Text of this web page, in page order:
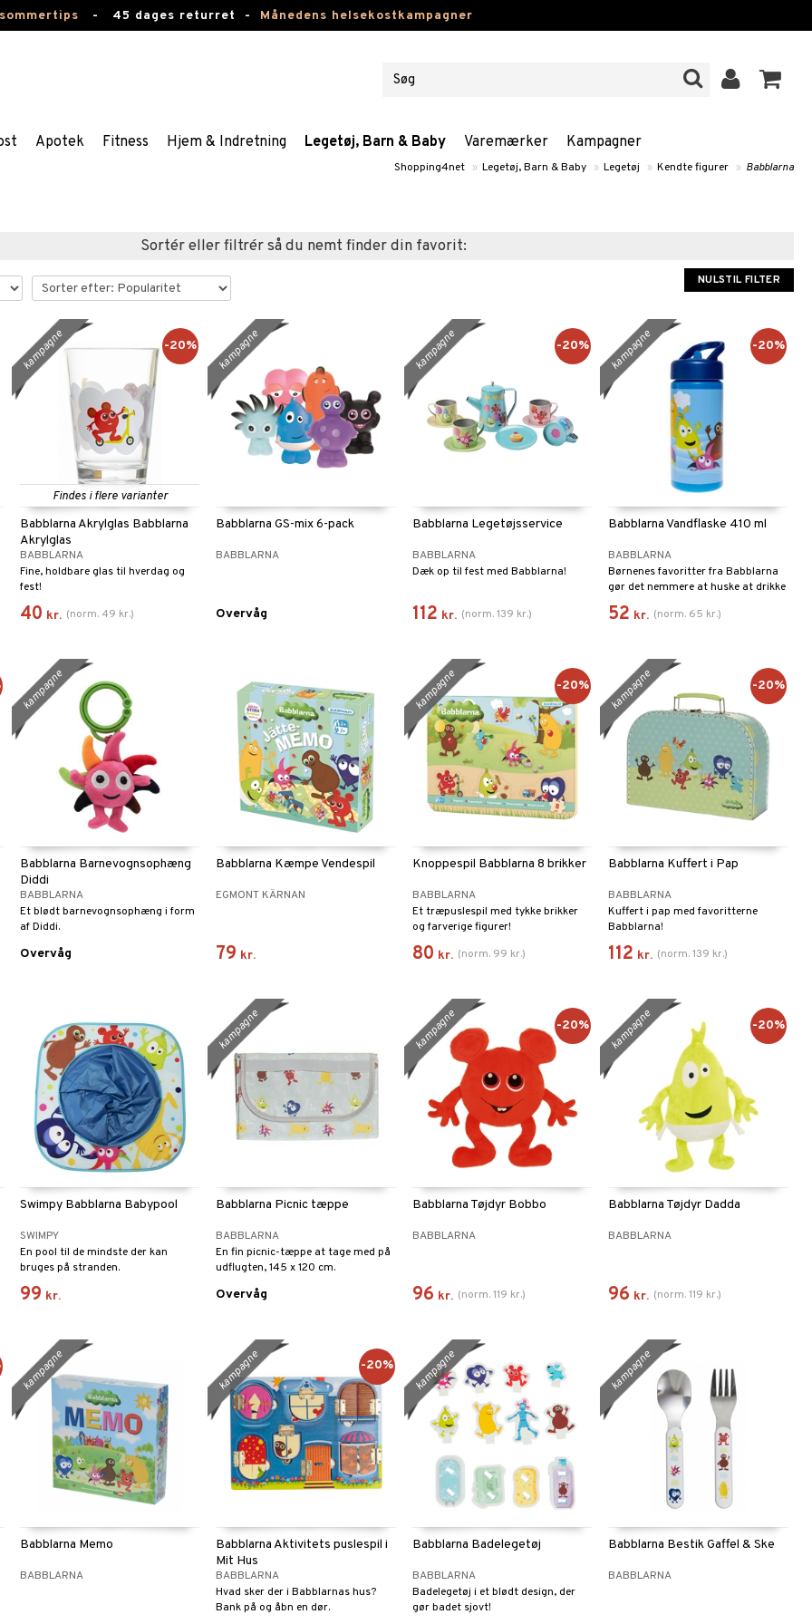
- 45 dages returret - Månedens helsekostkampagner
Apotek Fitness Hjem & Indretning Legetøj, Barn & Baby Varemærker Kampagner
Shopping4net » Legetøj, Barn & Baby » Legetøj » Kendte figurer » Babblarna
Sortér eller filtrér så du nemt finder din favorit:
NULSTIL FILTER
Findes i flere varianter
Babblarna Akrylglas Babblarna
Akrylglas
BABBLARNA
Fine, holdbare glas til hverdag og
fest!
40 kr. (norm. 49 kr.)
kampagne -20%
Babblarna GS-mix 6-pack
BABBLARNA
Overvåg
kampagne
Babblarna Legetøjsservice
BABBLARNA
Dæk op til fest med Babblarna!
112 kr. (norm.139 kr.)
kampagne -20%
Babblarna Vandflaske 410 ml
BABBLARNA
Børnenes favoritter fra Babblarna
gør det nemmere at huske at drikke
vand.
52 kr. (norm. 65 kr.)
kampagne -20%
Babblarna Barnevognsophæng
Diddi
BABBLARNA
Et blødt barnevognsophæng i form
af Diddi.
Overvåg
kampagne
Babblarna Kæmpe Vendespil
EGMONT KÄRNAN
79 kr.
Knoppespil Babblarna 8 brikker
BABBLARNA
Et træpuslespil med tykke brikker
og farverige figurer!
80 kr. (norm. 99 kr.)
kampagne -20%
Babblarna Kuffert i Pap
BABBLARNA
Kuffert i pap med favoritterne
Babblarna!
112 kr. (norm.139 kr.)
kampagne -20%
Swimpy Babblarna Babypool
SWIMPY
En pool til de mindste der kan
bruges på stranden.
99 kr.
Babblarna Picnic tæppe
BABBLARNA
En fin picnic-tæppe at tage med på
udflugten, 145 x 120 cm.
Overvåg
kampagne
Babblarna Tøjdyr Bobbo
BABBLARNA
96 kr. (norm.119 kr.)
kampagne -20%
Babblarna Tøjdyr Dadda
BABBLARNA
96 kr. (norm.119 kr.)
kampagne -20%
Babblarna Memo
BABBLARNA
kampagne
Babblarna Aktivitets puslespil i
Mit Hus
BABBLARNA
Hvad sker der i Babblarnas hus?
Bank på og åbn en dør.
kampagne -20%
Babblarna Badelegetøj
BABBLARNA
Badelegetøj i et blødt design, der
gør badet sjovt!
kampagne
Babblarna Bestik Gaffel & Ske
BABBLARNA
kampagne